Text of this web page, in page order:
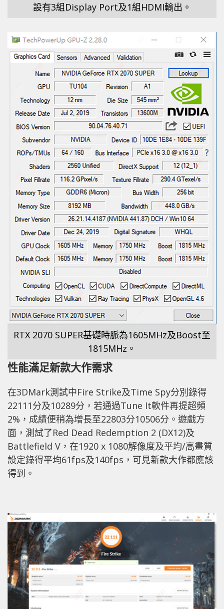
設有3組Display Port及1組HDMI輸出。
RTX 2070 SUPER基礎時脈為1605MHz及Boost至
1815MHz。
性能滿足新款大作需求
在3DMark測試中Fire Strike及Time Spy分別錄得
22111分及10289分，若通過Tune It軟件再提超頻
2%，成績便稍為增長至22803分10506分。遊戲方
面，測試了Red Dead Redemption 2 (DX12)及
Battlefield V，在1920 x 1080解像度及平均/高畫質
設定錄得平均61fps及140fps，可見新款大作都應該
得到。